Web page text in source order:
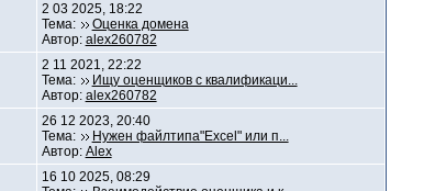
2 03 2025, 18:22
Тема:
Оценка домена
Автор: alex260782
2 11 2021, 22:22
Тема:
Ищу оценщиков с квалификаци...
Автор: alex260782
26 12 2023, 20:40
Тема:
Нужен файлтипа"Excel" или п...
Автор: Alex
16 10 2025, 08:29